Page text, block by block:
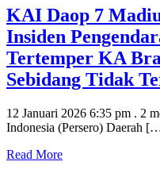
KAI Daop 7
Insiden
Tertemper KA
Sebidang Tidak
12 Januari 2026 6:35 pm . 2
Indonesia (Persero) Daerah
Read More